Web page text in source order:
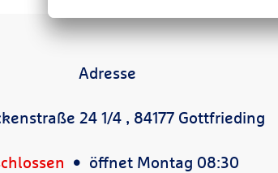
Adresse
24 1/4 , 84177 Gottfrieding
öffnet Montag 08:30